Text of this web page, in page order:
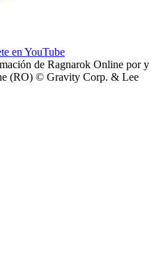
en YouTube
de Ragnarok Online por y
(RO) © Gravity Corp. & Lee